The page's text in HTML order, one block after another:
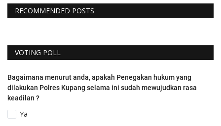
RECOMMENDED POSTS
VOTING POLL
Bagaimana menurut anda, apakah Penegakan hukum yang
dilakukan Polres Kupang selama ini sudah mewujudkan rasa
keadilan ?
Ya